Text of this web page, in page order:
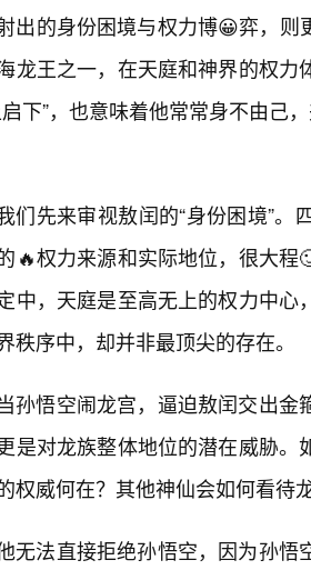
出的身份困境与权力博😀弈，
龙王之一，在天庭和神界的权
下”，也意味着他常常身不由己
们先来审视敖闰的“身份困境”
🔥权力来源和实际地位，很大
中，天庭是至高无上的权力中
秩序中，却并非最顶尖的存在。
孙悟空闹龙宫，逼迫敖闰交出
是对龙族整体地位的潜在威胁
权威何在？其他神仙会如何看待
无法直接拒绝孙悟空，因为孙悟